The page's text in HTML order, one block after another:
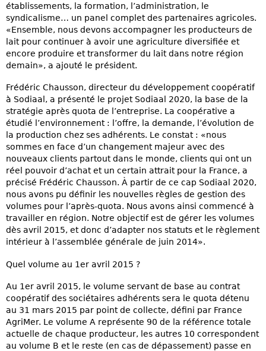
établissements, la formation, l’administration, le
syndicalisme… un panel complet des partenaires agricoles.
«Ensemble, nous devons accompagner les producteurs de
lait pour continuer à avoir une agriculture diversifiée et
encore produire et transformer du lait dans notre région
demain», a ajouté le président.
Frédéric Chausson, directeur du développement coopératif
à Sodiaal, a présenté le projet Sodiaal 2020, la base de la
stratégie après quota de l’entreprise. La coopérative a
étudié l’environnement : l’offre, la demande, l’évolution de
la production chez ses adhérents. Le constat : «nous
sommes en face d’un changement majeur avec des
nouveaux clients partout dans le monde, clients qui ont un
réel pouvoir d’achat et un certain attrait pour la France, a
précisé Frédéric Chausson. À partir de ce cap Sodiaal 2020,
nous avons pu définir les nouvelles règles de gestion des
volumes pour l’après-quota. Nous avons ainsi commencé à
travailler en région. Notre objectif est de gérer les volumes
dès avril 2015, et donc d’adapter nos statuts et le règlement
intérieur à l’assemblée générale de juin 2014».
Quel volume au 1er avril 2015 ?
Au 1er avril 2015, le volume servant de base au contrat
coopératif des sociétaires adhérents sera le quota détenu
au 31 mars 2015 par point de collecte, défini par France
AgriMer. Le volume A représente 90 de la référence totale
actuelle de chaque producteur, les autres 10 correspondent
au volume B et le reste (en cas de dépassement) passe en